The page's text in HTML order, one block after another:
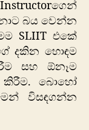
බය වෙන්න
SLIIT එකේ
දකින හොඳම
සහ ඕනෑම
කිරීම. බොහෝ
විසඳගන්න